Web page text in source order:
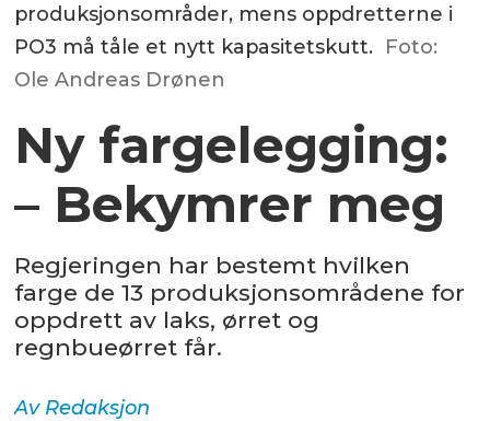
produksjonsområder, mens oppdretterne i
PO3 må tåle et nytt kapasitetskutt. Foto:
Ole Andreas Drønen
Ny fargelegging:
– Bekymrer meg
Regjeringen har bestemt hvilken
farge de 13 produksjonsområdene for
oppdrett av laks, ørret og
regnbueørret får.
Av Redaksjon